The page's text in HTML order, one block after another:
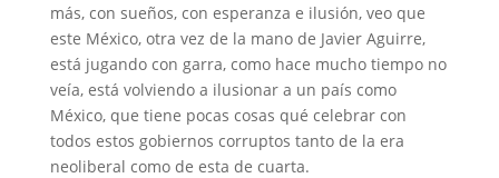
más, con sueños, con esperanza e ilusión, veo que
este México, otra vez de la mano de Javier Aguirre,
está jugando con garra, como hace mucho tiempo no
veía, está volviendo a ilusionar a un país como
México, que tiene pocas cosas qué celebrar con
todos estos gobiernos corruptos tanto de la era
neoliberal como de esta de cuarta.